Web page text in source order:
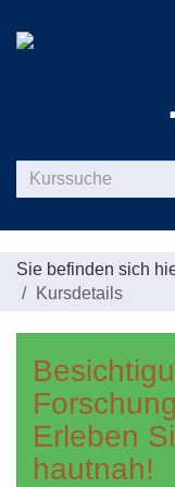
Sie befinden sich
Kursdetails
Erleben
hautnah!